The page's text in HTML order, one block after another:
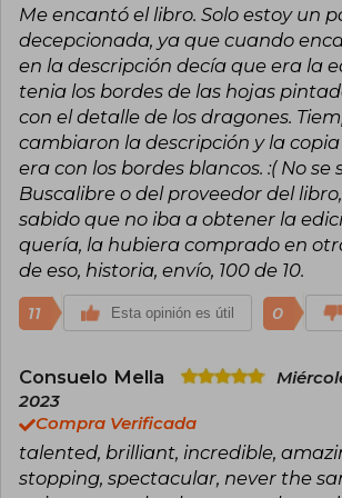
Me encantó el libro. Solo estoy un
decepcionada, ya que cuando
en la descripción decía que era la
tenia los bordes de las hojas
con el detalle de los dragones.
cambiaron la descripción y la
era con los bordes blancos. :( No se
Buscalibre o del proveedor del
sabido que no iba a obtener la
quería, la hubiera comprado en
de eso, historia, envío, 100 de 10.
11 Esta opinión es útil 0
Consuelo Mella
2023
Compra Verificada
talented, brilliant, incredible,
stopping, spectacular, never the